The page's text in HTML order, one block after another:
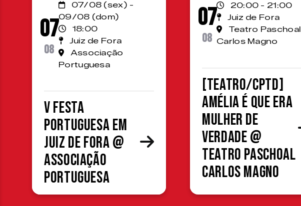
07
08
07/08 (sex) -
09/08 (dom)
18:00
Juiz de Fora
Associação
Portuguesa
V Festa
Portuguesa em
Juiz de Fora @
Associação
Portuguesa
07
08
20:00 - 21:00
Juiz de Fora
Teatro Paschoal
Carlos Magno
[TEATRO/CPTD]
Amélia é que era
mulher de
verdade @
Teatro Paschoal
Carlos Magno